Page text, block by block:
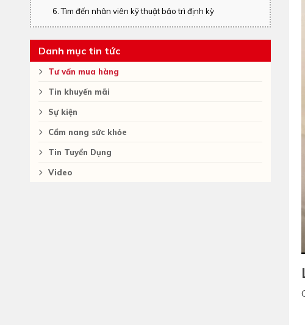
6. Tìm đến nhân viên kỹ thuật bảo trì định kỳ
Danh mục tin tức
Tư vấn mua hàng
Tin khuyến mãi
Sự kiện
Cẩm nang sức khỏe
Tin Tuyển Dụng
Video